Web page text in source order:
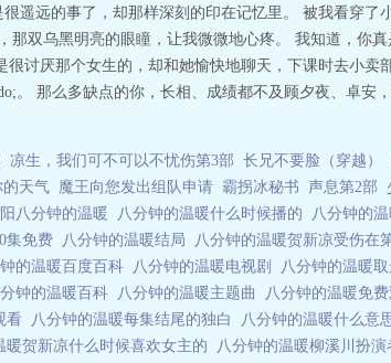
遥远的事了，却那样深刻的印在记忆里。 被我看穿了
那双乌黑明亮的眼瞳，让我微微地心疼。 我知道，你
讨厌那个女生的，却和她愉快地聊天，下课时去小卖
。 那么多缺点的你，长相、成绩都不及顾夕夜、卓安
凉生，我们可不可以不忧伤第3部 长兄不要脸（穿越）
的天气 魔王向您发出组队申请 霸拐冰秘书 声息第2部
八分钟的温暖 八分钟的温暖什么时候播的 八分钟的
集免费 八分钟的温暖结局 八分钟的温暖贺新凉受伤在
的温暖百度百科 八分钟的温暖电视剧 八分钟的温暖
钟的温暖百科 八分钟的温暖主题曲 八分钟的温暖免
看 八分钟的温暖每集结尾的独白 八分钟的温暖什么意
暖贺新凉什么时候喜欢女主的 八分钟的温暖柳溪川扮演